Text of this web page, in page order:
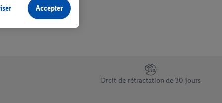
Droit de rétractation de 30 jours
sans procéder à
terminaux ou
échéant, d’autres
En cliquant sur
de plus amples
Accepter